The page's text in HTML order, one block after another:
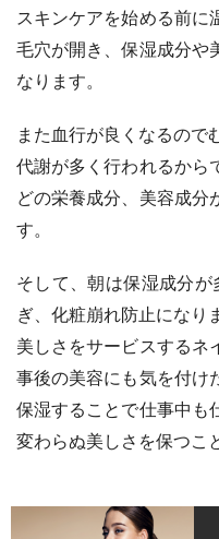
スキンケアを始める前に
毛穴が開き、保湿成分や
なります。
また血行が良くなるので
代謝が多く行われるから
どの栄養成分、美容成分
す。
そして、朝は保湿成分
ぎ、化粧崩れ防止になり
美しさをサービスするネ
事後の美容にも気を付け
保湿することで仕事中も
変わらぬ美しさを保つこ